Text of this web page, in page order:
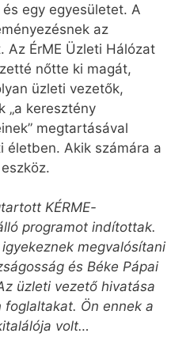
egy egyesületet. A
az
Az ÉrME Üzleti Hálózat
nőtte ki magát,
üzleti vezetők,
„a keresztény
megtartásával
életben. Akik számára a
KÉRME-
programot indítottak.
megvalósítani
és Béke Pápai
üzleti vezető hivatása
Ön ennek a
volt…